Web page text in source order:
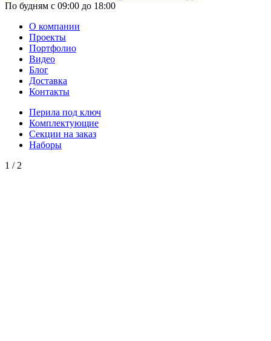
По будням с 09:00 до 18:00
О компании
Проекты
Портфолио
Видео
Блог
Доставка
Контакты
Перила под ключ
Комплектующие
Секции на заказ
Наборы
1 / 2